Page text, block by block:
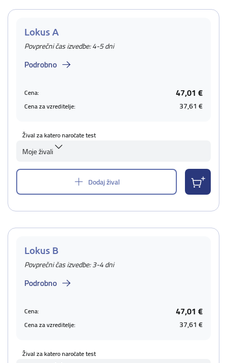
Lokus A
Povprečni čas izvedbe: 4-5 dni
Podrobno
Cena: 47,01 €
Cena za vzreditelje: 37,61 €
Žival za katero naročate test
Moje živali
Dodaj žival
Lokus B
Povprečni čas izvedbe: 3-4 dni
Podrobno
Cena: 47,01 €
Cena za vzreditelje: 37,61 €
Žival za katero naročate test